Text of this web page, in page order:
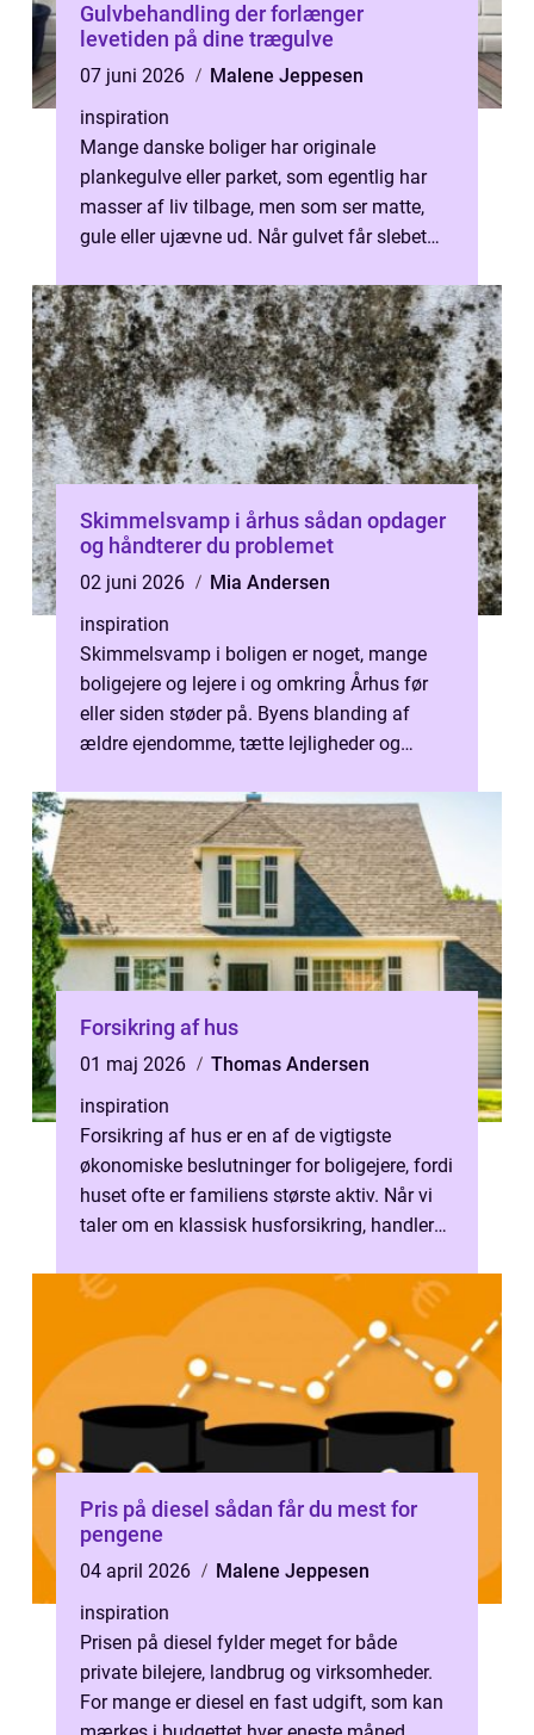
Gulvbehandling der forlænger
levetiden på dine trægulve
07 juni 2026
Malene Jeppesen
inspiration
Mange danske boliger har originale
plankegulve eller parket, som egentlig har
masser af liv tilbage, men som ser matte,
gule eller ujævne ud. Når gulvet får slebet
Skimmelsvamp i århus sådan opdager
og håndterer du problemet
02 juni 2026
Mia Andersen
inspiration
Skimmelsvamp i boligen er noget, mange
boligejere og lejere i og omkring Århus før
eller siden støder på. Byens blanding af
ældre ejendomme, tætte lejligheder og
Forsikring af hus
01 maj 2026
Thomas Andersen
inspiration
Forsikring af hus er en af de vigtigste
økonomiske beslutninger for boligejere, fordi
huset ofte er familiens største aktiv. Når vi
taler om en klassisk husforsikring, handler
Pris på diesel sådan får du mest for
pengene
04 april 2026
Malene Jeppesen
inspiration
Prisen på diesel fylder meget for både
private bilejere, landbrug og virksomheder.
For mange er diesel en fast udgift, som kan